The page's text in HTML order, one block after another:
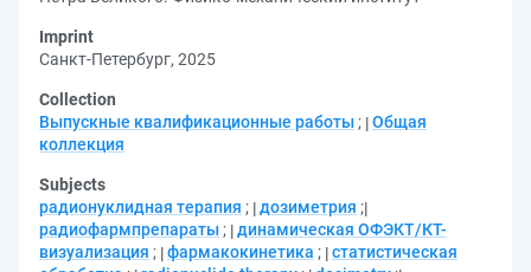
Imprint
Санкт-Петербург, 2025
Collection
Выпускные квалификационные работы ; Общая
коллекция
Subjects
радионуклидная терапия ; дозиметрия ;
радиофармпрепараты ; динамическая ОФЭКТ/КТ-
визуализация ; фармакокинетика ; статистическая